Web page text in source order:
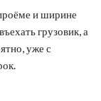
и ширине
грузовик, а
уже с